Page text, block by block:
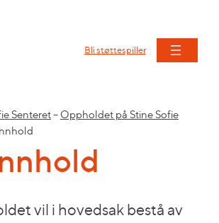
Bli støttespiller
Senteret– Oppholdet på Stine Sofie
vil i hovedsak bestå av